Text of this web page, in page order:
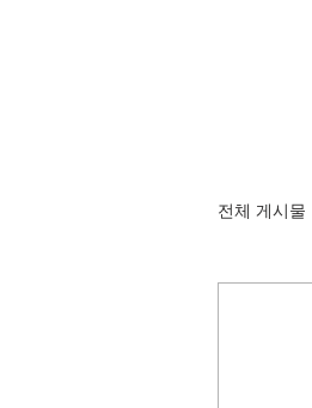
전체 게시물